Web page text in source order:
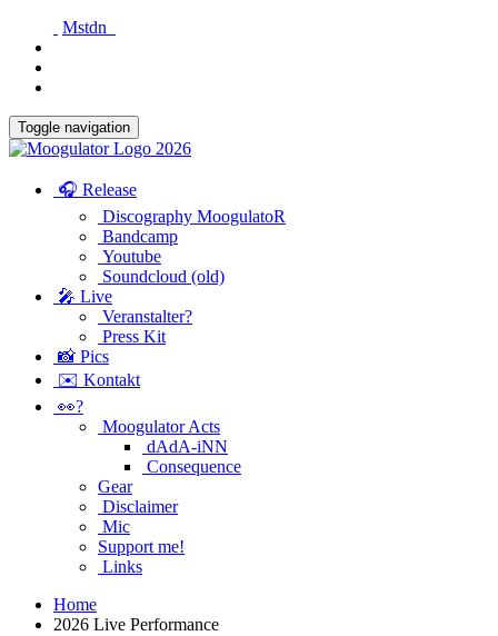
Mstdn
Toggle navigation
🎧 Release
Discography MoogulatoR
Bandcamp
Youtube
Soundcloud (old)
🎤 Live
Veranstalter?
Press Kit
📸 Pics
✉️ Kontakt
👀?
Moogulator Acts
dAdA-iNN
Consequence
Gear
Disclaimer
Mic
Support me!
Links
Home
2026 Live Performance